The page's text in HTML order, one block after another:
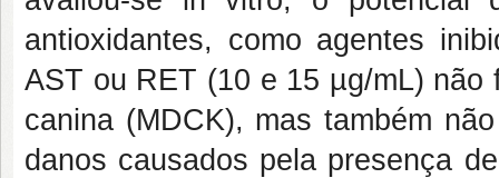
antioxidantes, como agentes
AST ou RET (10 e 15 µg/mL)
canina (MDCK), mas também
danos causados pela presença